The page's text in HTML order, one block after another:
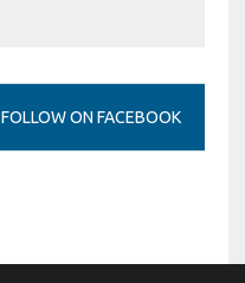
FOLLOW ON FACEBOOK